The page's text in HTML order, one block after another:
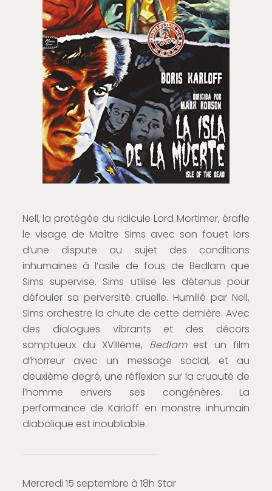
Nell, la protégée du ridicule Lord Mortimer, érafle
le visage de Maître Sims avec son fouet lors
d’une dispute au sujet des conditions
inhumaines à l’asile de fous de Bedlam que
Sims supervise. Sims utilise les détenus pour
défouler sa perversité cruelle. Humilié par Nell,
Sims orchestre la chute de cette dernière. Avec
des dialogues vibrants et des décors
somptueux du XVIIIème, Bedlam est un film
d’horreur avec un message social, et au
deuxième degré, une réflexion sur la cruauté de
l’homme envers ses congénères. La
performance de Karloff en monstre inhumain
diabolique est inoubliable.
Mercredi 15 septembre à 18h Star